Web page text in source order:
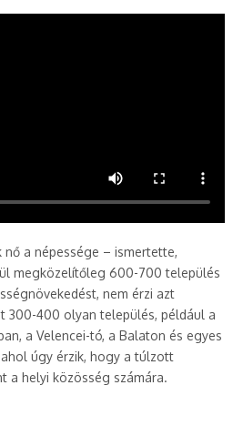
nő a népessége – ismertette,
megközelítőleg 600-700 település
nem érzi azt
300-400 olyan település, például a
a Velencei-tó, a Balaton és egyes
úgy érzik, hogy a túlzott
a helyi közösség számára.